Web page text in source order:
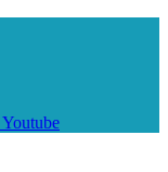
Youtube